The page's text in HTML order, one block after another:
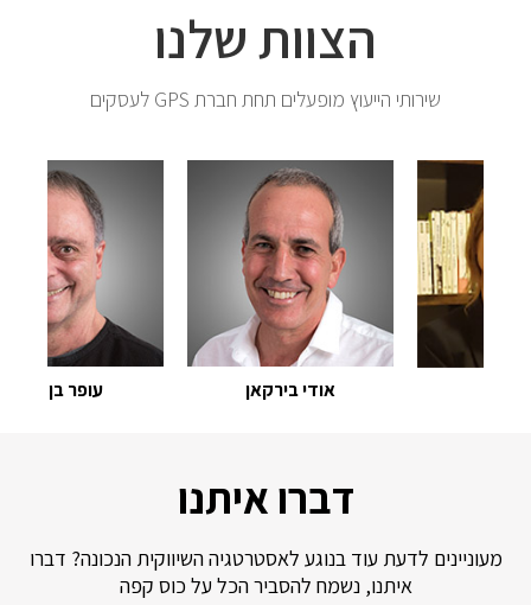
הצוות שלנו
שירותי הייעוץ מופעלים תחת חברת GPS לעסקים
אודי בירקאן עופר בן צבי
דברו איתנו
מעוניינים לדעת עוד בנוגע לאסטרטגיה השיווקית הנכונה? דברו
איתנו, נשמח להסביר הכל על כוס קפה